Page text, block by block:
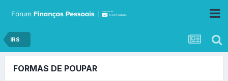
IRS
FORMAS DE POUPAR